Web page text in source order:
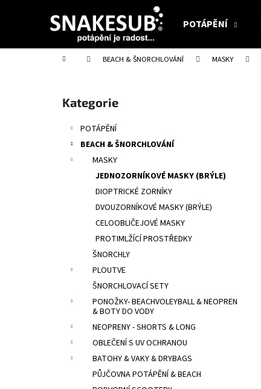
POTÁPĚNÍ
Domů BEACH & ŠNORCHLOVÁNÍ MASKY
Přeskočit
kategorie
Kategorie
POTÁPĚNÍ
BEACH & ŠNORCHLOVÁNÍ
MASKY
JEDNOZORNÍKOVÉ MASKY (BRÝLE)
DIOPTRICKÉ ZORNÍKY
DVOUZORNÍKOVÉ MASKY (BRÝLE)
CELOOBLIČEJOVÉ MASKY
PROTIMLŽÍCÍ PROSTŘEDKY
ŠNORCHLY
PLOUTVE
ŠNORCHLOVACÍ SETY
PONOŽKY- BEACHVOLEYBALL & NEOPREN
& BOTY DO VODY
NEOPRENY - SHORTS & LONG
OBLEČENÍ S UV OCHRANOU
BATOHY & VAKY & DRYBAGS
PŮJČOVNA POTÁPĚNÍ & BEACH
í
Zpět
do
Zpět
do
POTÁPĚČSKÁ MASKA LARGE
1 390 Kč